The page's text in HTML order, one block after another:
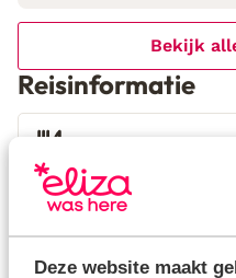
Deze website maakt
los te laten, te
een langzamer, puurder
Bekijk
Reisinformatie
Huurauto
Wat gasten